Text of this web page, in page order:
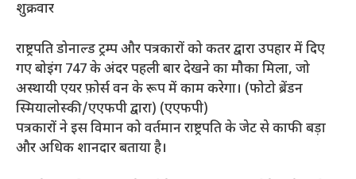
शुक्रवार
राष्ट्रपति डोनाल्ड ट्रम्प और पत्रकारों को कतर द्वारा उपहार में दिए
गए बोइंग 747 के अंदर पहली बार देखने का मौका मिला, जो
अस्थायी एयर फ़ोर्स वन के रूप में काम करेगा। (फोटो ब्रेंडन
स्मियालोस्की/एएफपी द्वारा) (एएफपी)
पत्रकारों ने इस विमान को वर्तमान राष्ट्रपति के जेट से काफी बड़ा
और अधिक शानदार बताया है।